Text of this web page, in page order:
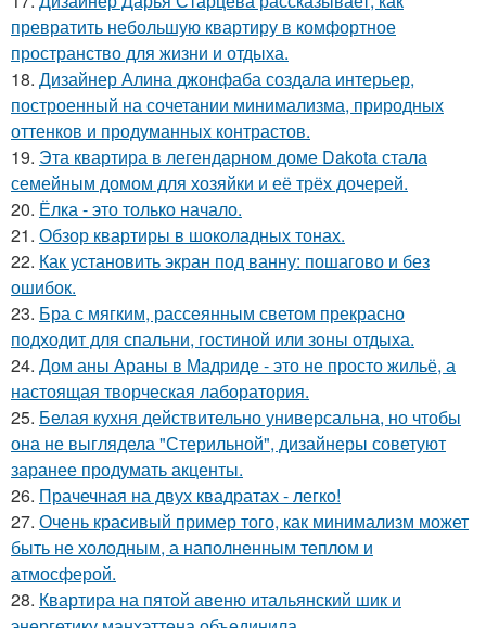
превратить небольшую квартиру в комфортное
пространство для жизни и отдыха.
18. Дизайнер Алина джонфаба создала интерьер,
построенный на сочетании минимализма, природных
оттенков и продуманных контрастов.
19. Эта квартира в легендарном доме Dakota стала
семейным домом для хозяйки и её трёх дочерей.
20. Ёлка - это только начало.
21. Обзор квартиры в шоколадных тонах.
22. Как установить экран под ванну: пошагово и без
ошибок.
23. Бра с мягким, рассеянным светом прекрасно
подходит для спальни, гостиной или зоны отдыха.
24. Дом аны Араны в Мадриде - это не просто жильё, а
настоящая творческая лаборатория.
25. Белая кухня действительно универсальна, но чтобы
она не выглядела "Стерильной", дизайнеры советуют
заранее продумать акценты.
26. Прачечная на двух квадратах - легко!
27. Очень красивый пример того, как минимализм может
быть не холодным, а наполненным теплом и
атмосферой.
28. Квартира на пятой авеню итальянский шик и